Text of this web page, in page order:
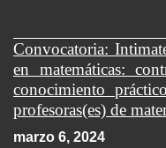
Convocatoria:
en matemáticas:
conocimiento
profesoras(es) de
marzo 6, 2024